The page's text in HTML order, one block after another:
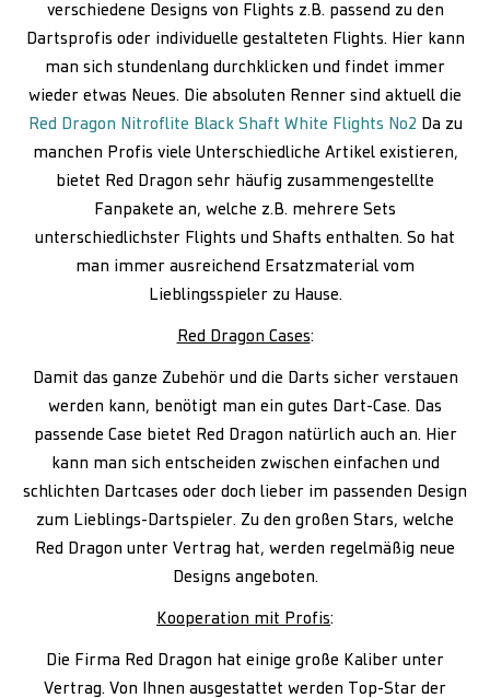
verschiedene Designs von Flights z.B. passend zu den
Dartsprofis oder individuelle gestalteten Flights. Hier kann
man sich stundenlang durchklicken und findet immer
wieder etwas Neues. Die absoluten Renner sind aktuell die
Red Dragon Nitroflite Black Shaft White Flights No2 Da zu
manchen Profis viele Unterschiedliche Artikel existieren,
bietet Red Dragon sehr häufig zusammengestellte
Fanpakete an, welche z.B. mehrere Sets
unterschiedlichster Flights und Shafts enthalten. So hat
man immer ausreichend Ersatzmaterial vom
Lieblingsspieler zu Hause.
Red Dragon Cases:
Damit das ganze Zubehör und die Darts sicher verstauen
werden kann, benötigt man ein gutes Dart-Case. Das
passende Case bietet Red Dragon natürlich auch an. Hier
kann man sich entscheiden zwischen einfachen und
schlichten Dartcases oder doch lieber im passenden Design
zum Lieblings-Dartspieler. Zu den großen Stars, welche
Red Dragon unter Vertrag hat, werden regelmäßig neue
Designs angeboten.
Kooperation mit Profis:
Die Firma Red Dragon hat einige große Kaliber unter
Vertrag. Von Ihnen ausgestattet werden Top-Star der